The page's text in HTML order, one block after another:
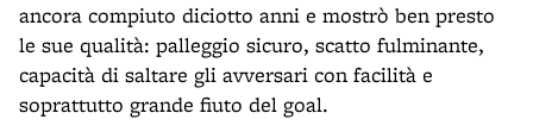
ancora compiuto diciotto anni e mostrò ben presto
le sue qualità: palleggio sicuro, scatto fulminante,
capacità di saltare gli avversari con facilità e
soprattutto grande fiuto del goal.